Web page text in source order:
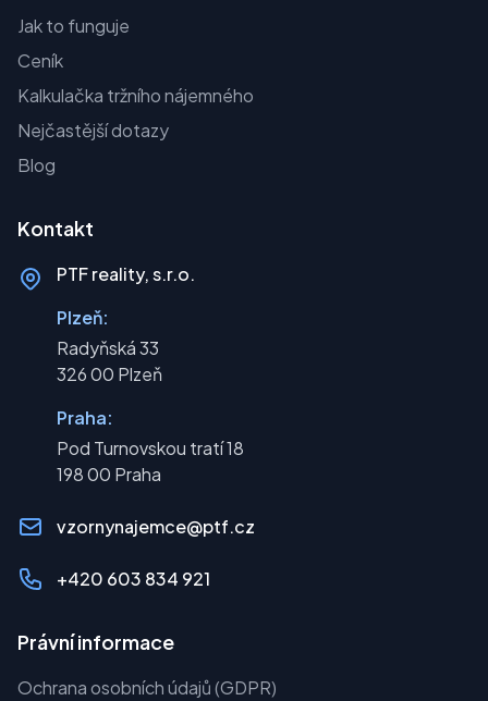
Jak to funguje
Ceník
Kalkulačka tržního nájemného
Nejčastější dotazy
Blog
Kontakt
PTF reality, s.r.o.
Plzeň:
Radyňská 33
326 00 Plzeň
Praha:
Pod Turnovskou tratí 18
198 00 Praha
vzornynajemce@ptf.cz
+420 603 834 921
Právní informace
Ochrana osobních údajů (GDPR)